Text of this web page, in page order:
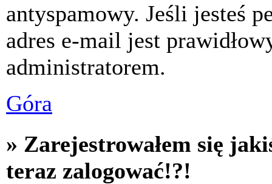
antyspamowy. Jeśli jesteś
adres e-mail jest
administratorem.
Góra
» Zarejestrowałem się
teraz zalogować!?!